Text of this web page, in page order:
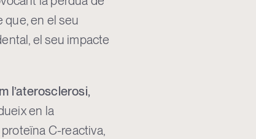
que, en el seu
el seu impacte
l’aterosclerosi,
en la
C-reactiva,